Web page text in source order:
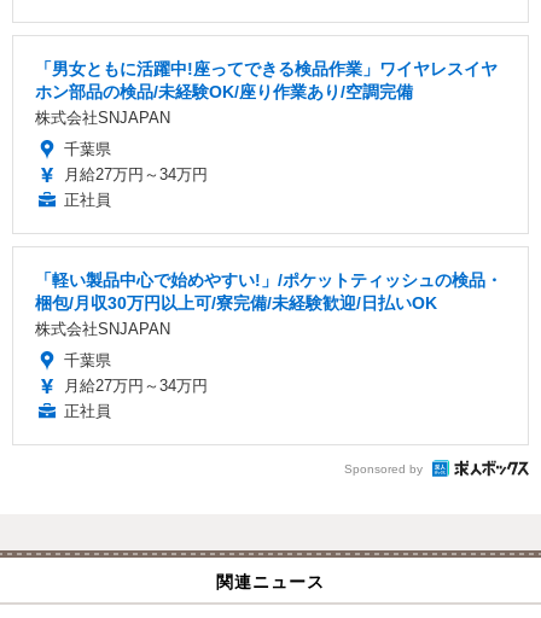
「男女ともに活躍中!座ってできる検品作業」ワイヤレスイヤ
ホン部品の検品/未経験OK/座り作業あり/空調完備
株式会社SNJAPAN
千葉県
月給27万円～34万円
正社員
「軽い製品中心で始めやすい!」/ポケットティッシュの検品・
梱包/月収30万円以上可/寮完備/未経験歓迎/日払いOK
株式会社SNJAPAN
千葉県
月給27万円～34万円
正社員
Sponsored by
関連ニュース